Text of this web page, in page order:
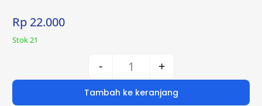
Rp 22.000
Stok 21
- +
Tambah ke keranjang